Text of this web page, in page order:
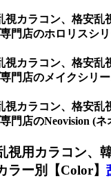
カラコン、格安
門店のホロリスシ
カラコン、格安
門店のメイクシリ
カラコン、格安
門店のNeovision (ネ
用カラコン
ー別【Color】